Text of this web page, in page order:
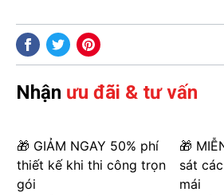
Nhận ưu đãi & tư vấn
🎁 GIẢM NGAY 50% phí
thiết kế khi thi công trọn
gói
🎁
sát
mái